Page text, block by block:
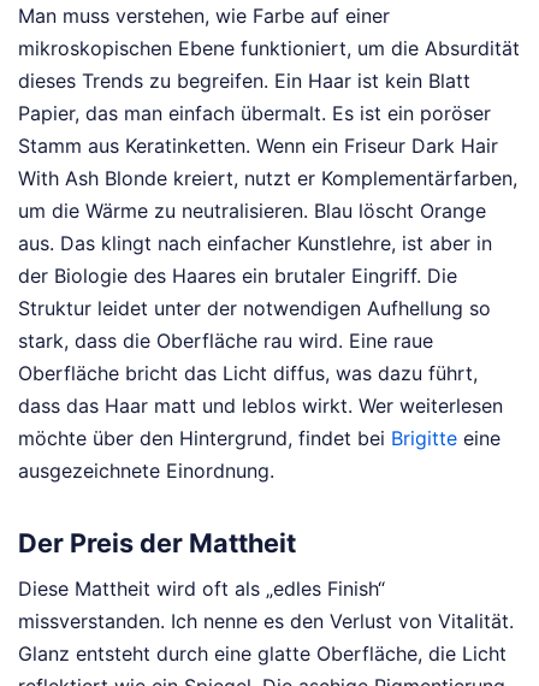
Man muss verstehen, wie Farbe auf einer
mikroskopischen Ebene funktioniert, um die Absurdität
dieses Trends zu begreifen. Ein Haar ist kein Blatt
Papier, das man einfach übermalt. Es ist ein poröser
Stamm aus Keratinketten. Wenn ein Friseur Dark Hair
With Ash Blonde kreiert, nutzt er Komplementärfarben,
um die Wärme zu neutralisieren. Blau löscht Orange
aus. Das klingt nach einfacher Kunstlehre, ist aber in
der Biologie des Haares ein brutaler Eingriff. Die
Struktur leidet unter der notwendigen Aufhellung so
stark, dass die Oberfläche rau wird. Eine raue
Oberfläche bricht das Licht diffus, was dazu führt,
dass das Haar matt und leblos wirkt. Wer weiterlesen
möchte über den Hintergrund, findet bei Brigitte eine
ausgezeichnete Einordnung.
Der Preis der Mattheit
Diese Mattheit wird oft als „edles Finish“
missverstanden. Ich nenne es den Verlust von Vitalität.
Glanz entsteht durch eine glatte Oberfläche, die Licht